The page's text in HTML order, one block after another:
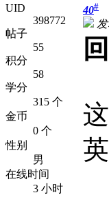
UID
398772
帖子
55
积分
58
学分
315 个
金币
0 个
性别
男
在线时间
3 小时
40#